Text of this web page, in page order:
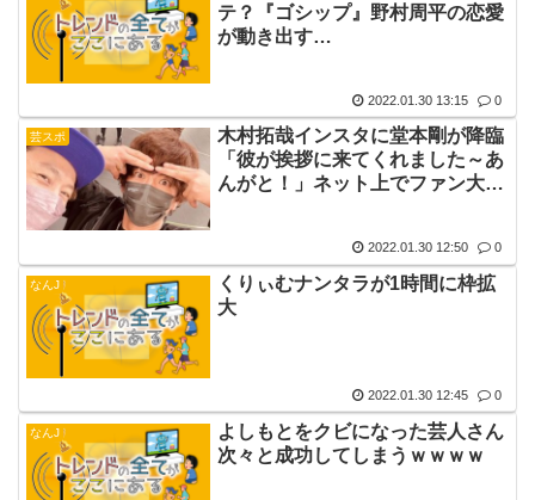
テ？『ゴシップ』野村周平の恋愛
が動き出す…
2022.01.30 13:15 0
芸スポ
木村拓哉インスタに堂本剛が降臨
「彼が挨拶に来てくれました～あ
んがと！」ネット上でファン大興
2022.01.30 12:50 0
なんJ
くりぃむナンタラが1時間に枠拡
大
2022.01.30 12:45 0
なんJ
よしもとをクビになった芸人さん
次々と成功してしまうｗｗｗｗ